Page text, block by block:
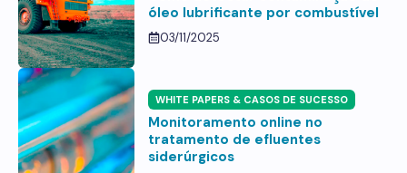
óleo lubrificante por combustível
03/11/2025
WHITE PAPERS & CASOS DE SUCESSO
Monitoramento online no
tratamento de efluentes
siderúrgicos